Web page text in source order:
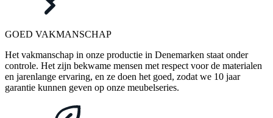
GOED VAKMANSCHAP
Het vakmanschap in onze productie in Denemarken staat onder
controle. Het zijn bekwame mensen met respect voor de materialen
en jarenlange ervaring, en ze doen het goed, zodat we 10 jaar
garantie kunnen geven op onze meubelseries.